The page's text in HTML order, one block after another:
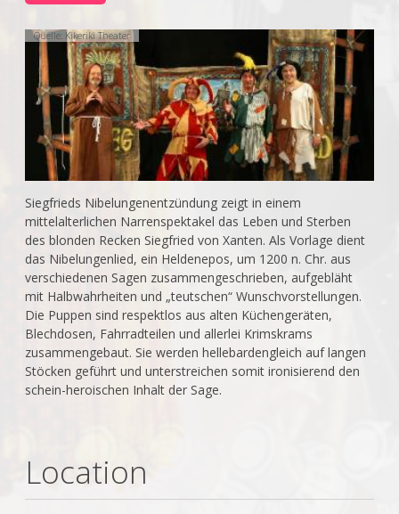
Quelle: Kikeriki Theater
Siegfrieds Nibelungenentzündung zeigt in einem
mittelalterlichen Narrenspektakel das Leben und Sterben
des blonden Recken Siegfried von Xanten. Als Vorlage dient
das Nibelungenlied, ein Heldenepos, um 1200 n. Chr. aus
verschiedenen Sagen zusammengeschrieben, aufgebläht
mit Halbwahrheiten und „teutschen“ Wunschvorstellungen.
Die Puppen sind respektlos aus alten Küchengeräten,
Blechdosen, Fahrradteilen und allerlei Krimskrams
zusammengebaut. Sie werden hellebardengleich auf langen
Stöcken geführt und unterstreichen somit ironisierend den
schein-heroischen Inhalt der Sage.
Location